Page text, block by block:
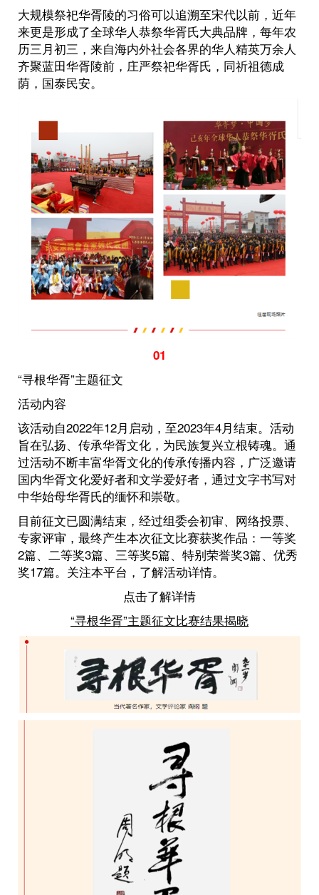
大规模祭祀华胥陵的习俗可以追溯至宋代以前，近年
来更是形成了全球华人恭祭华胥氏大典品牌，每年农
历三月初三，来自海内外社会各界的华人精英万余人
齐聚蓝田华胥陵前，庄严祭祀华胥氏，同祈祖德成
荫，国泰民安。
01
“寻根华胥”主题征文
活动内容
该活动自2022年12月启动，至2023年4月结束。活动
旨在弘扬、传承华胥文化，为民族复兴立根铸魂。通
过活动不断丰富华胥文化的传承传播内容，广泛邀请
国内华胥文化爱好者和文学爱好者，通过文字书写对
中华始母华胥氏的缅怀和崇敬。
目前征文已圆满结束，经过组委会初审、网络投票、
专家评审，最终产生本次征文比赛获奖作品：一等奖
2篇、二等奖3篇、三等奖5篇、特别荣誉奖3篇、优秀
奖17篇。关注本平台，了解活动详情。
点击了解详情
“寻根华胥”主题征文比赛结果揭晓